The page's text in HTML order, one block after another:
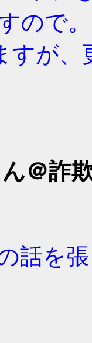
ので。
すが、
＠詐
話を